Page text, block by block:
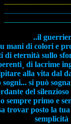
..il
mani di colori e
di eternità sullo
di lacrime
alla vita dal
si può
del
sempre primo e
trovar posto la
semplicità